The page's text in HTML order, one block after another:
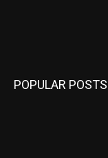
POPULAR POSTS